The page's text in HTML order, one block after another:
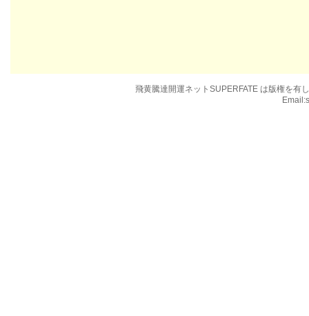
飛黄騰達開運ネットSUPERFATE は版権を有
Email: